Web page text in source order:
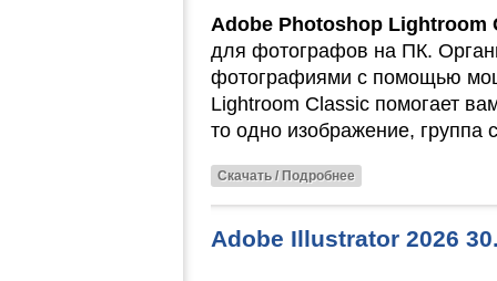
Adobe Photoshop Lightroom
для фотографов на ПК.
фотографиями с помощью
Lightroom Classic помогает
то одно изображение, группа
Скачать / Подробнее
Adobe Illustrator 2026